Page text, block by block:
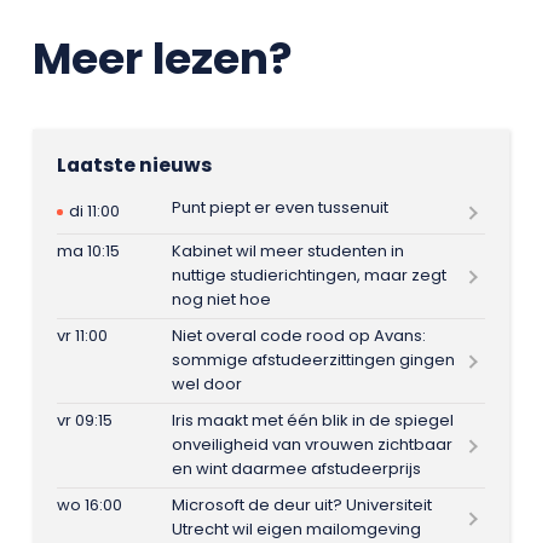
Meer lezen?
Laatste nieuws
di 11:00
Punt piept er even tussenuit
ma 10:15
Kabinet wil meer studenten in
nuttige studierichtingen, maar zegt
nog niet hoe
vr 11:00
Niet overal code rood op Avans:
sommige afstudeerzittingen gingen
wel door
vr 09:15
Iris maakt met één blik in de spiegel
onveiligheid van vrouwen zichtbaar
en wint daarmee afstudeerprijs
wo 16:00
Microsoft de deur uit? Universiteit
Utrecht wil eigen mailomgeving